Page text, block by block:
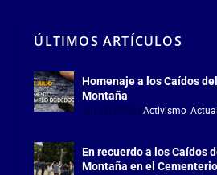
ÚLTIMOS ARTÍCULOS
Homenaje a los Caídos
Montaña
Jul 18, 2026 |Activismo,
En recuerdo a los Caídos
Montaña en el